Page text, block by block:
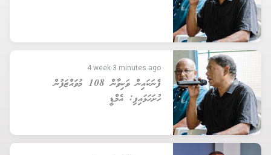
4 week 3 minutes ago
ފެނަކައިން ވަކިވާން 108 މުވައްޒަފުން
ހުށަހަޅައިފި: އެމްޑީ